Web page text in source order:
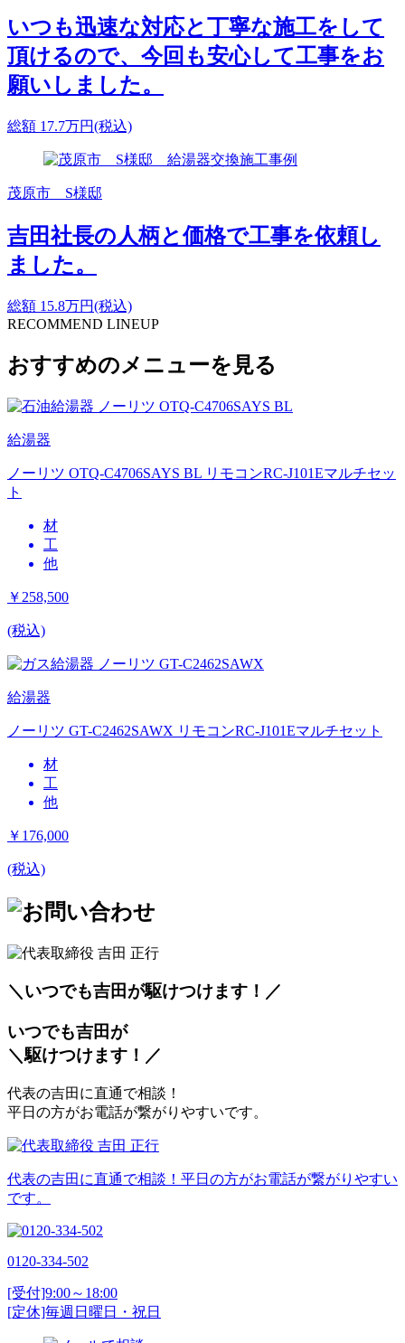
いつも迅速な対応と丁寧な施工をして
頂けるので、今回も安心して工事をお
願いしました。
総額 17.7万円(税込)
茂原市 S様邸
吉田社長の人柄と価格で工事を依頼し
ました。
総額 15.8万円(税込)
RECOMMEND LINEUP
おすすめのメニューを見る
給湯器
ノーリツ OTQ-C4706SAYS BL リモコンRC-J101Eマルチセッ
ト
材
工
他
￥258,500
(税込)
給湯器
ノーリツ GT-C2462SAWX リモコンRC-J101Eマルチセット
材
工
他
￥176,000
(税込)
＼いつでも吉田が駆けつけます！／
いつでも吉田が
＼駆けつけます！／
代表の吉田に直通で相談！
平日の方がお電話が繋がりやすいです。
代表の吉田に直通で相談！平日の方がお電話が繋がりやすい
です。
0120-334-502
[受付]9:00～18:00
[定休]毎週日曜日・祝日